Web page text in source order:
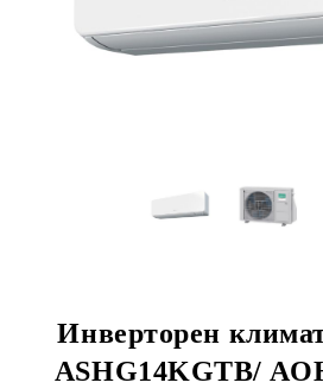
Инверторен
ASHG14KGTB/